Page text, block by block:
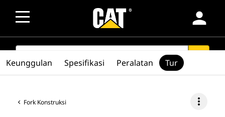
person
SEARCH
Fork Konstruksi more_vert
Keunggulan Spesifikasi Peralatan Tur